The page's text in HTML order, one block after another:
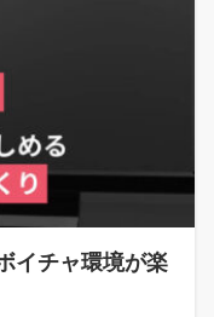
イチャ環境が楽